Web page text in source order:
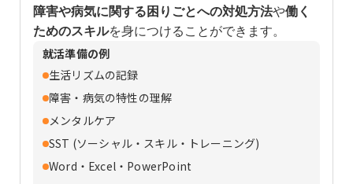
障害や病気に関する困りごとへの対処方法や働く
ためのスキルを身につけることができます。
就活準備の例
生活リズムの記録
障害・病気の特性の理解
メンタルケア
SST (ソーシャル・スキル・トレーニング)
Word・Excel・PowerPoint